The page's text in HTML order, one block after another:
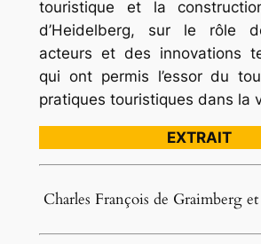
touristique et la
d’Heidelberg, sur le rôle
acteurs et des innovations
qui ont permis l’essor du
pratiques touristiques dans la
EXTRAIT
Charles François de Graimberg